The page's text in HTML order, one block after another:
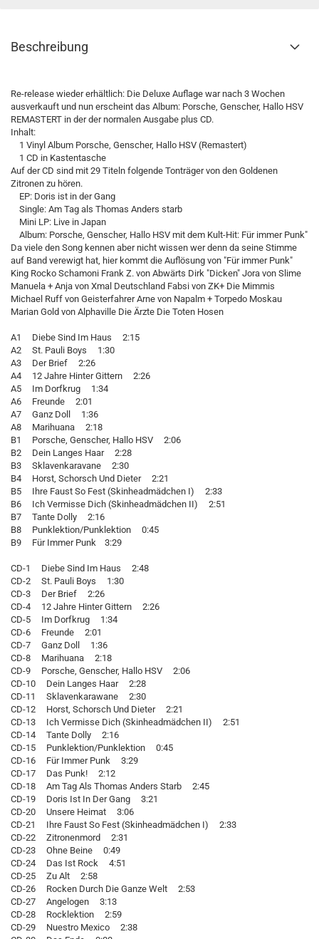
Beschreibung
Re-release wieder erhältlich: Die Deluxe Auflage war nach 3 Wochen
ausverkauft und nun erscheint das Album: Porsche, Genscher, Hallo HSV
REMASTERT in der der normalen Ausgabe plus CD.
Inhalt:
1 Vinyl Album Porsche, Genscher, Hallo HSV (Remastert)
1 CD in Kastentasche
Auf der CD sind mit 29 Titeln folgende Tonträger von den Goldenen
Zitronen zu hören.
EP: Doris ist in der Gang
Single: Am Tag als Thomas Anders starb
Mini LP: Live in Japan
Album: Porsche, Genscher, Hallo HSV mit dem Kult-Hit: Für immer Punk"
Da viele den Song kennen aber nicht wissen wer denn da seine Stimme
auf Band verewigt hat, hier kommt die Auflösung von "Für immer Punk"
King Rocko Schamoni Frank Z. von Abwärts Dirk "Dicken" Jora von Slime
Manuela + Anja von Xmal Deutschland Fabsi von ZK+ Die Mimmis
Michael Ruff von Geisterfahrer Arne von Napalm + Torpedo Moskau
Marian Gold von Alphaville Die Ärzte Die Toten Hosen
A1 Diebe Sind Im Haus 2:15
A2 St. Pauli Boys 1:30
A3 Der Brief 2:26
A4 12 Jahre Hinter Gittern 2:26
A5 Im Dorfkrug 1:34
A6 Freunde 2:01
A7 Ganz Doll 1:36
A8 Marihuana 2:18
B1 Porsche, Genscher, Hallo HSV 2:06
B2 Dein Langes Haar 2:28
B3 Sklavenkaravane 2:30
B4 Horst, Schorsch Und Dieter 2:21
B5 Ihre Faust So Fest (Skinheadmädchen I) 2:33
B6 Ich Vermisse Dich (Skinheadmädchen II) 2:51
B7 Tante Dolly 2:16
B8 Punklektion/Punklektion 0:45
B9 Für Immer Punk 3:29
CD-1 Diebe Sind Im Haus 2:48
CD-2 St. Pauli Boys 1:30
CD-3 Der Brief 2:26
CD-4 12 Jahre Hinter Gittern 2:26
CD-5 Im Dorfkrug 1:34
CD-6 Freunde 2:01
CD-7 Ganz Doll 1:36
CD-8 Marihuana 2:18
CD-9 Porsche, Genscher, Hallo HSV 2:06
CD-10 Dein Langes Haar 2:28
CD-11 Sklavenkarawane 2:30
CD-12 Horst, Schorsch Und Dieter 2:21
CD-13 Ich Vermisse Dich (Skinheadmädchen II) 2:51
CD-14 Tante Dolly 2:16
CD-15 Punklektion/Punklektion 0:45
CD-16 Für Immer Punk 3:29
CD-17 Das Punk! 2:12
CD-18 Am Tag Als Thomas Anders Starb 2:45
CD-19 Doris Ist In Der Gang 3:21
CD-20 Unsere Heimat 3:06
CD-21 Ihre Faust So Fest (Skinheadmädchen I) 2:33
CD-22 Zitronenmord 2:31
CD-23 Ohne Beine 0:49
CD-24 Das Ist Rock 4:51
CD-25 Zu Alt 2:58
CD-26 Rocken Durch Die Ganze Welt 2:53
CD-27 Angelogen 3:13
CD-28 Rocklektion 2:59
CD-29 Nuestro Mexico 2:38